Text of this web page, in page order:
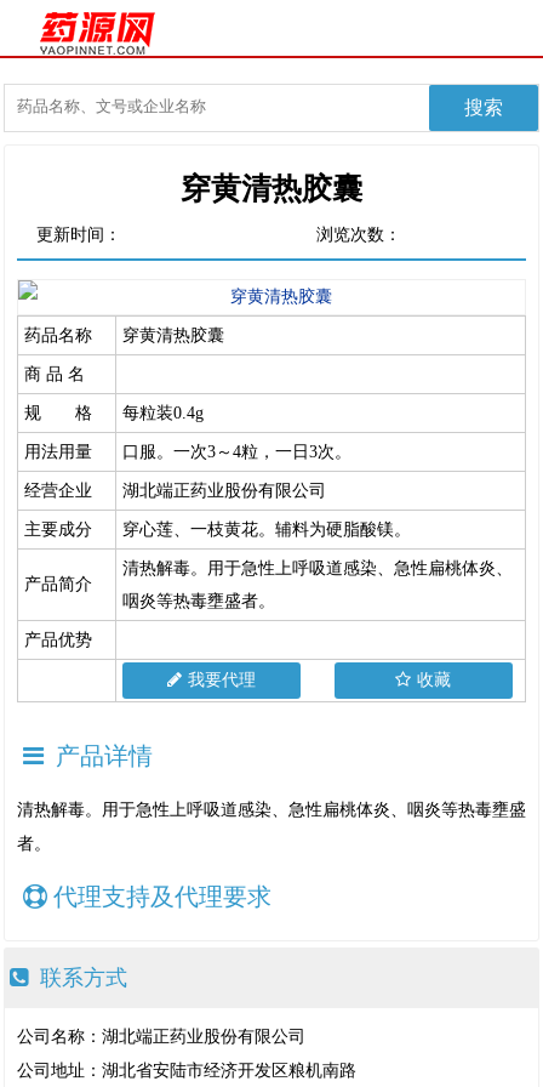
穿黄清热胶囊
更新时间： 浏览次数：
药品名称 穿黄清热胶囊
商 品 名
规 格 每粒装0.4g
用法用量 口服。一次3～4粒，一日3次。
经营企业 湖北端正药业股份有限公司
主要成分 穿心莲、一枝黄花。辅料为硬脂酸镁。
产品简介
清热解毒。用于急性上呼吸道感染、急性扁桃体炎、
咽炎等热毒壅盛者。
产品优势
我要代理 收藏
产品详情
清热解毒。用于急性上呼吸道感染、急性扁桃体炎、咽炎等热毒壅盛
者。
代理支持及代理要求
联系方式
公司名称：湖北端正药业股份有限公司
公司地址：湖北省安陆市经济开发区粮机南路